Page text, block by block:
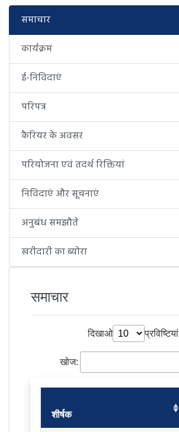
समाचार
कार्यक्रम
ई-निविदाएं
परिपत्र
कैरियर के अवसर
परियोजना एवं तदर्थ रिक्तियां
निविदाएं और सूचनाएं
अनुबंध समझौते
खरीदारी का ब्योरा
समाचार
दिखाओ प्रविष्टियां
खोज:
शीर्षक